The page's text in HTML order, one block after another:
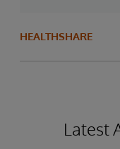
HEALTHSHARE
Latest